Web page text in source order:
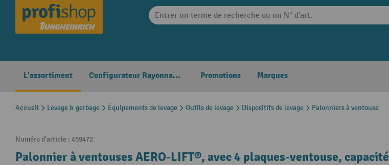
Skip to main navigation
L'assortiment Configurateur Rayonnages Promotions Marques
Accueil Levage & gerbage Équipements de levage Outils de levage Dispositifs de levage Palonniers à ventouse
Numéro d'article : 459472
Palonnier à ventouses AERO-LIFT®, avec 4 plaques-ventouse, capacité